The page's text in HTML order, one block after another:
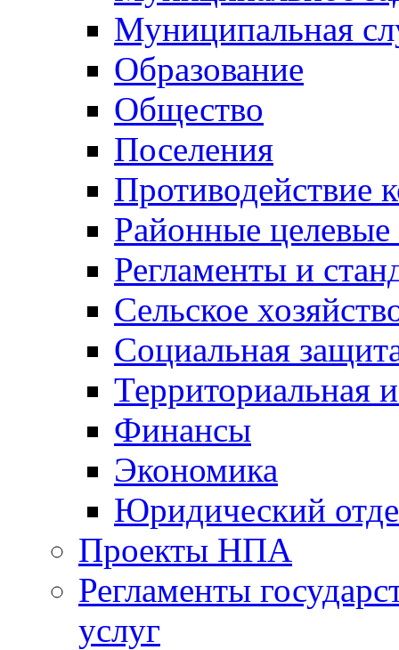
Муниципальная
Образование
Общество
Поселения
Противодействие
Районные
Регламенты и
Сельское
Социальная
Территориальная
Финансы
Экономика
Юридический
Проекты НПА
Регламенты
услуг